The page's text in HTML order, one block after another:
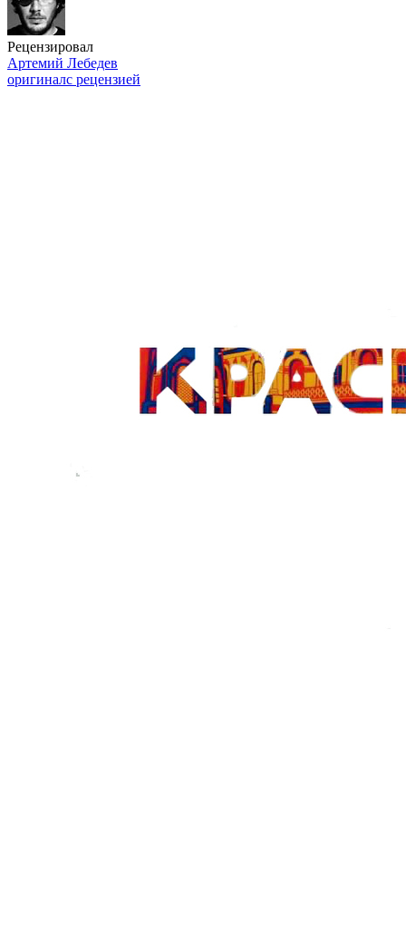
Рецензировал
Артемий Лебедев
оригиналс рецензией